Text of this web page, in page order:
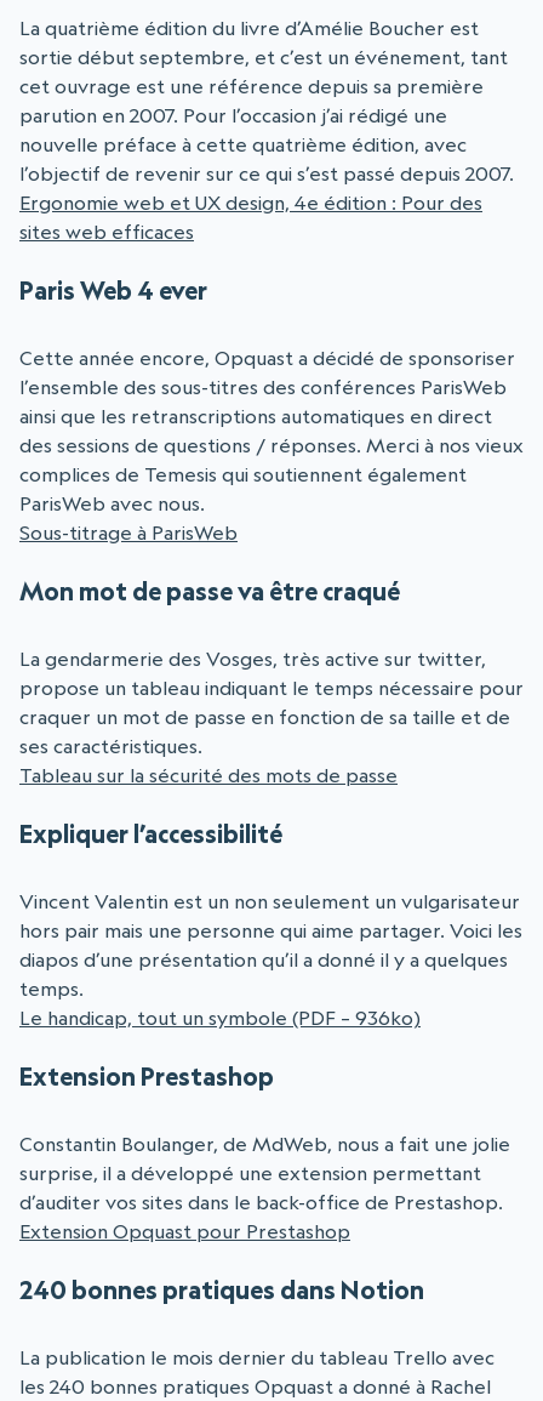
La quatrième édition du livre d’Amélie Boucher est
sortie début septembre, et c’est un événement, tant
cet ouvrage est une référence depuis sa première
parution en 2007. Pour l’occasion j’ai rédigé une
nouvelle préface à cette quatrième édition, avec
l’objectif de revenir sur ce qui s’est passé depuis 2007.
Ergonomie web et UX design, 4e édition : Pour des
sites web efficaces
Paris Web 4 ever
Cette année encore, Opquast a décidé de sponsoriser
l’ensemble des sous-titres des conférences ParisWeb
ainsi que les retranscriptions automatiques en direct
des sessions de questions / réponses. Merci à nos vieux
complices de Temesis qui soutiennent également
ParisWeb avec nous.
Sous-titrage à ParisWeb
Mon mot de passe va être craqué
La gendarmerie des Vosges, très active sur twitter,
propose un tableau indiquant le temps nécessaire pour
craquer un mot de passe en fonction de sa taille et de
ses caractéristiques.
Tableau sur la sécurité des mots de passe
Expliquer l’accessibilité
Vincent Valentin est un non seulement un vulgarisateur
hors pair mais une personne qui aime partager. Voici les
diapos d’une présentation qu’il a donné il y a quelques
temps.
Le handicap, tout un symbole (PDF – 936ko)
Extension Prestashop
Constantin Boulanger, de MdWeb, nous a fait une jolie
surprise, il a développé une extension permettant
d’auditer vos sites dans le back-office de Prestashop.
Extension Opquast pour Prestashop
240 bonnes pratiques dans Notion
La publication le mois dernier du tableau Trello avec
les 240 bonnes pratiques Opquast a donné à Rachel